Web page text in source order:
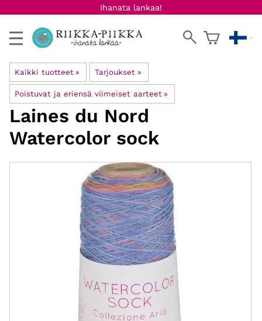
Ihanata lankaa!
Kaikki tuotteet ‪» Tarjoukset ‪»
Poistuvat ja eriensä viimeiset aarteet ‪»
Laines du Nord
Watercolor sock